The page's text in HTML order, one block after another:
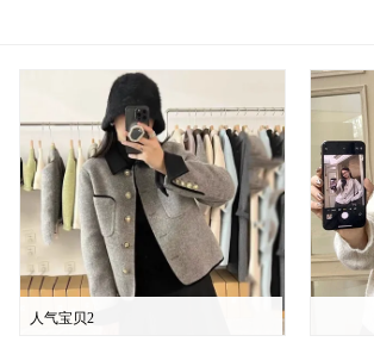
人气宝贝2